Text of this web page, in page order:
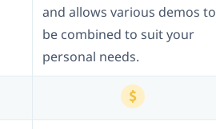
and allows various demos to
be combined to suit your
personal needs.